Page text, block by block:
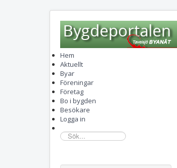
Hem
Aktuellt
Byar
Föreningar
Företag
Bo i bygden
Besökare
Logga in
sök...